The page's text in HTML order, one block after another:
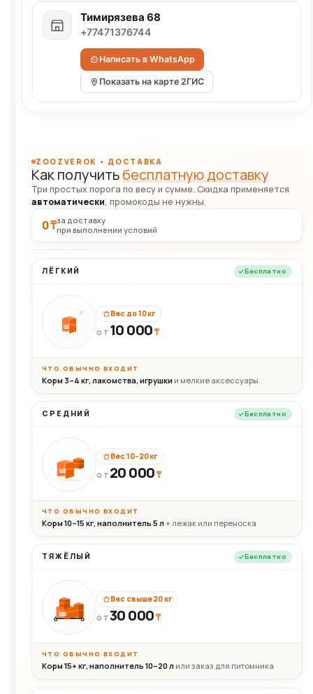
Тимирязева 68
+77471376744
Написать в WhatsApp
Показать на карте 2ГИС
ZOOZVEROK • ДОСТАВКА
Как получитьбесплатную доставку
Три простых порога по весу и сумме. Скидка применяется
автоматически, промокоды не нужны.
0 ₸за доставку
при выполнении условий
ЛЁГКИЙ Бесплатно
10кг
Вес до 10 кг
ОТ 10 000₸
ЧТО ОБЫЧНО ВХОДИТ
Корм 3–4 кг, лакомства, игрушки и мелкие аксессуары
СРЕДНИЙ Бесплатно
20кг
Вес 10–20 кг
ОТ 20 000₸
ЧТО ОБЫЧНО ВХОДИТ
Корм 10–15 кг, наполнитель 5 л+ лежак или переноска
ТЯЖЁЛЫЙ Бесплатно
30+кг
Вес свыше 20 кг
ОТ30 000₸
ЧТО ОБЫЧНО ВХОДИТ
Корм 15+ кг, наполнитель 10–20 л или заказ для питомника